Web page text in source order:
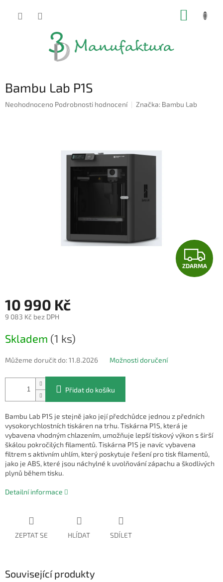
Bambu Lab P1S
Průměrné
Neohodnoceno Podrobnosti hodnocení Značka: Bambu Lab
Z
D
ZDARMA
10 990 Kč
9 083 Kč bez DPH
cena:
Skladem (1 ks)
Můžeme doručit do:11.8.2026 Možnosti doručení
Přidat do košíku
Bambu Lab P1S je stejně jako její předchůdce jednou z předních
vysokorychlostních tiskáren na trhu. Tiskárna P1S, která je
vybavena vhodným chlazením, umožňuje lepší tiskový výkon s širší
škálou pokročilých filamentů. Tiskárna P1S je navíc vybavena
filtrem s aktivním uhlím, který poskytuje řešení pro tisk filamentů,
jako je ABS, které jsou náchylné k uvolňování zápachu a škodlivých
plynů během tisku.
Detailní informace
ZEPTAT SE HLÍDAT SDÍLET
Související produkty